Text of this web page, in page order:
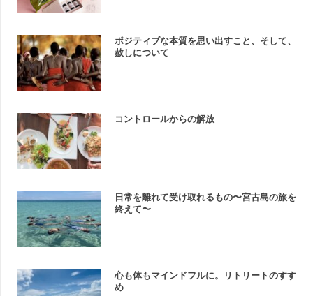
ポジティブな本質を思い出すこと、そして、
赦しについて
コントロールからの解放
日常を離れて受け取れるもの〜宮古島の旅を
終えて〜
心も体もマインドフルに。リトリートのすす
め